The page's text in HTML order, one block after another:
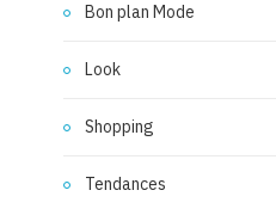
Bon plan Mode
Look
Shopping
Tendances